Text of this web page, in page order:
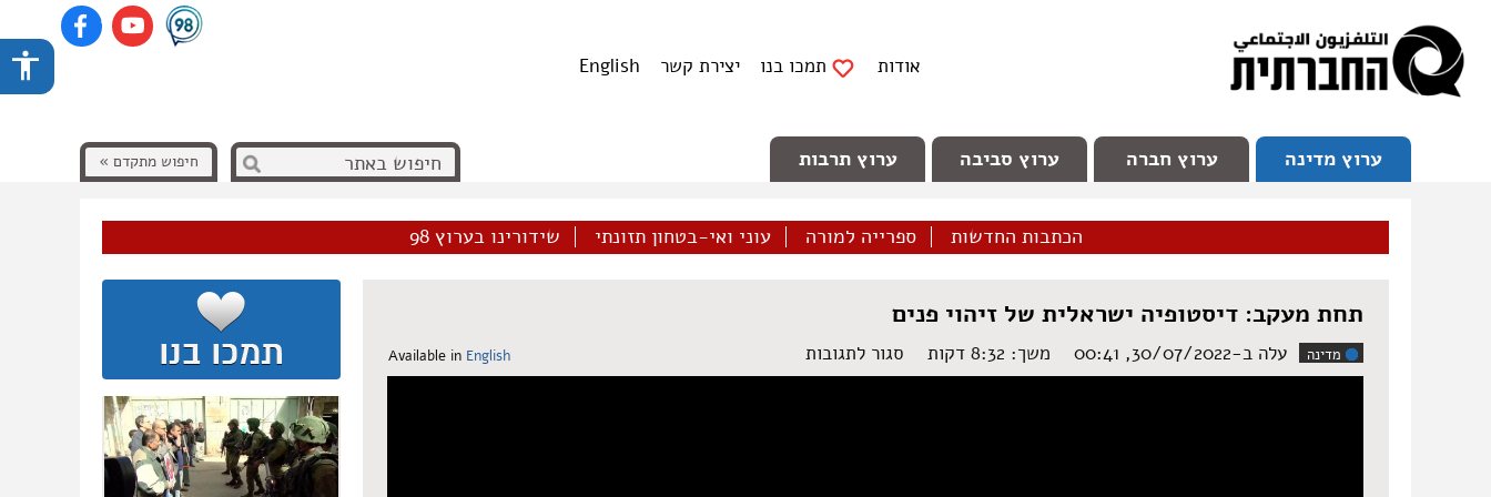
אודות תמכו בנו יצירת קשר English
ערוץ מדינה ערוץ חברה ערוץ סביבה ערוץ תרבות חיפוש מתקדם »
הכתבות החדשות ספרייה למורה עוני ואי-בטחון תזונתי שידורינו בערוץ 98
תחת מעקב: דיסטופיה ישראלית של זיהוי פנים
מדינה עלה ב-30/07/2022, 00:41 משך: ‏8:32 דקות סגור לתגובותעל
תחת
Available in English